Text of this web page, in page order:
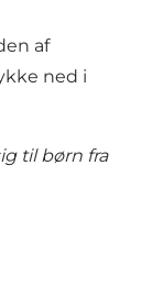
af
ned i
til børn fra